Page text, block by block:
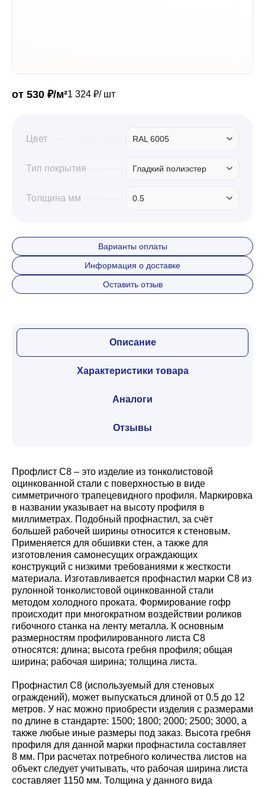
Профили для гипсокартона
от 530 ₽/м²1 324 ₽/ шт
Цвет RAL 6005
Тип покрытия Гладкий полиэстер
Толщина мм 0.5
Варианты оплаты
Информация о доставке
Оставить отзыв
Описание
Характеристики товара
Аналоги
Отзывы
Профлист С8 – это изделие из тонколистовой
оцинкованной стали с поверхностью в виде
симметричного трапецевидного профиля. Маркировка
в названии указывает на высоту профиля в
миллиметрах. Подобный профнастил, за счёт
большей рабочей ширины относится к стеновым.
Применяется для обшивки стен, а также для
изготовления самонесущих ограждающих
конструкций с низкими требованиями к жесткости
материала. Изготавливается профнастил марки С8 из
рулонной тонколистовой оцинкованной стали
методом холодного проката. Формирование гофр
происходит при многократном воздействии роликов
гибочного станка на ленту металла. К основным
размерностям профилированного листа С8
относятся: длина; высота гребня профиля; общая
ширина; рабочая ширина; толщина листа.
Профнастил С8 (используемый для стеновых
ограждений), может выпускаться длиной от 0.5 до 12
метров. У нас можно приобрести изделия с размерами
по длине в стандарте: 1500; 1800; 2000; 2500; 3000, а
также любые иные размеры под заказ. Высота гребня
профиля для данной марки профнастила составляет
8 мм. При расчетах потребного количества листов на
объект следует учитывать, что рабочая ширина листа
составляет 1150 мм. Толщина у данного вида